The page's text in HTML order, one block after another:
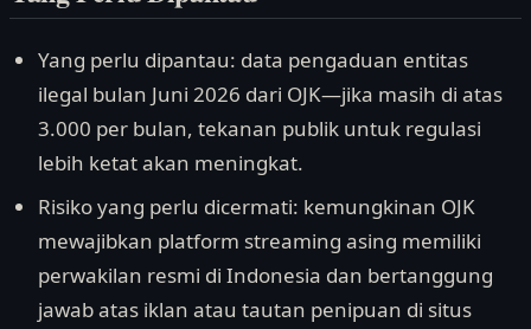
Yang perlu dipantau: data pengaduan entitas
ilegal bulan Juni 2026 dari OJK—jika masih di atas
3.000 per bulan, tekanan publik untuk regulasi
lebih ketat akan meningkat.
Risiko yang perlu dicermati: kemungkinan OJK
mewajibkan platform streaming asing memiliki
perwakilan resmi di Indonesia dan bertanggung
jawab atas iklan atau tautan penipuan di situs